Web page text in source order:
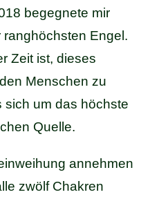
begegnete mir
ranghöchsten Engel.
Zeit ist, dieses
Menschen zu
sich um das höchste
Quelle.
annehmen
zwölf Chakren